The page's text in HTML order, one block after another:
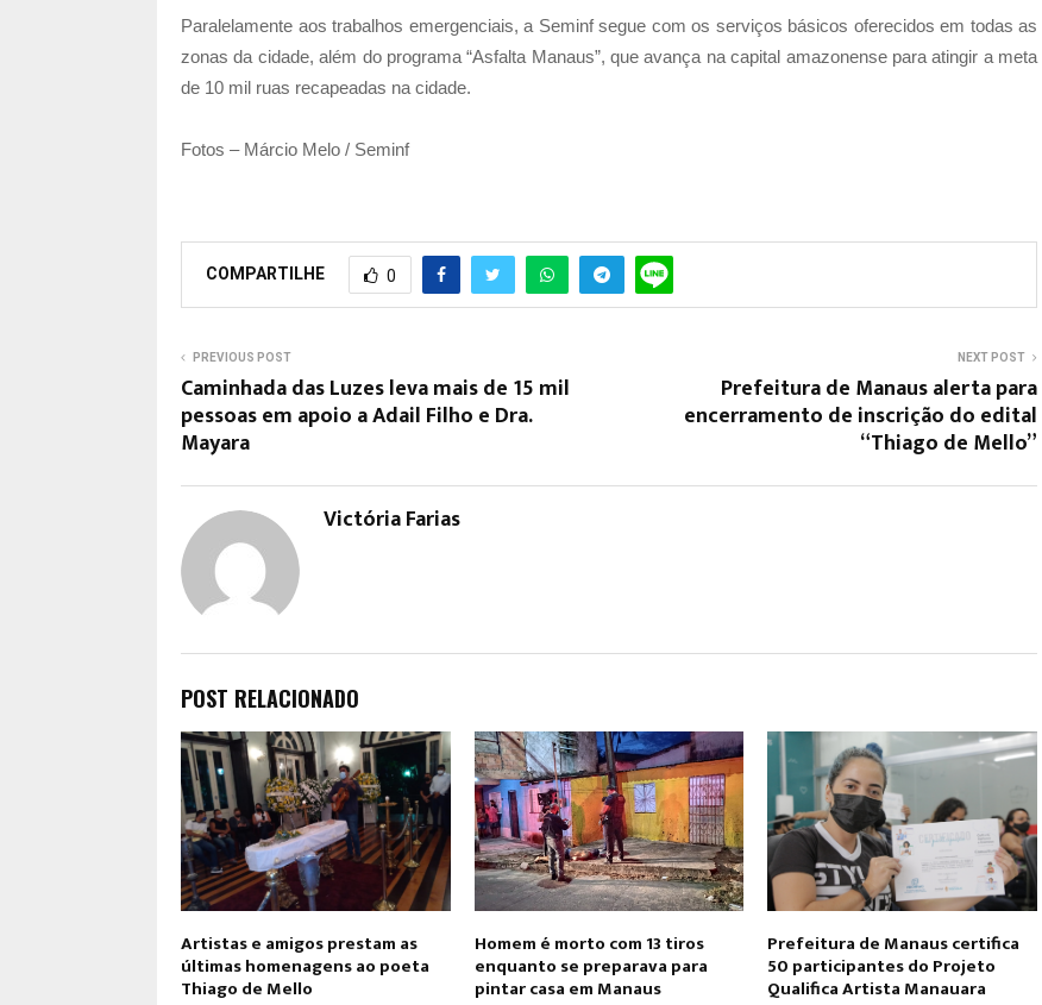
Paralelamente aos trabalhos emergenciais, a Seminf segue com os serviços básicos oferecidos em todas as
zonas da cidade, além do programa “Asfalta Manaus”, que avança na capital amazonense para atingir a meta
de 10 mil ruas recapeadas na cidade.
Fotos – Márcio Melo / Seminf
COMPARTILHE 0
PREVIOUS POST
Caminhada das Luzes leva mais de 15 mil
pessoas em apoio a Adail Filho e Dra.
Mayara
NEXT POST
Prefeitura de Manaus alerta para
encerramento de inscrição do edital
“Thiago de Mello”
Victória Farias
POST RELACIONADO
Artistas e amigos prestam as
últimas homenagens ao poeta
Thiago de Mello
Homem é morto com 13 tiros
enquanto se preparava para
pintar casa em Manaus
Prefeitura de Manaus certifica
50 participantes do Projeto
Qualifica Artista Manauara